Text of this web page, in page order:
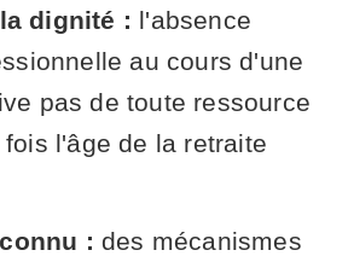
dignité : l'absence
au cours d'une
pas de toute ressource
l'âge de la retraite
: des mécanismes